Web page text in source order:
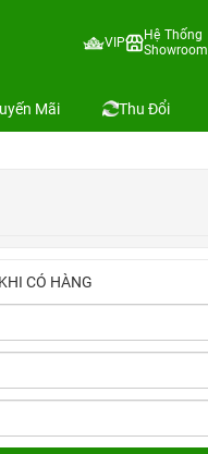
VIP
Hệ Thống
Showroom
Mãi Thu Đổi
Blue)
CÓ HÀNG